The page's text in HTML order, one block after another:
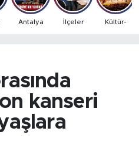
Antalya İlçeler Kültür-
kanseri
Haritası